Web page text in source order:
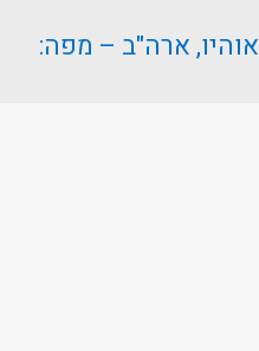
אוהיו, ארה"ב – מפה: